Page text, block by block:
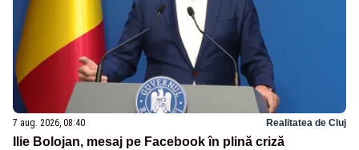
7 aug. 2026, 08:40 Realitatea de Cluj
Ilie Bolojan, mesaj pe Facebook în plină criză